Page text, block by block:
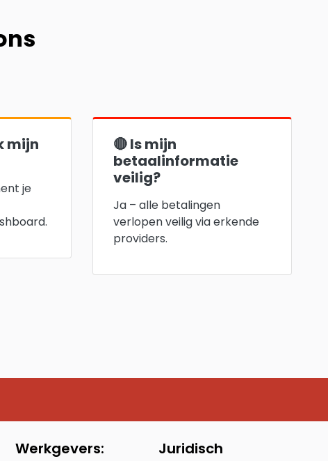
mijn
je
🔴 Is mijn
betaalinformatie
veilig?
Ja – alle betalingen
verlopen veilig via erkende
providers.
Werkgevers: Juridisch